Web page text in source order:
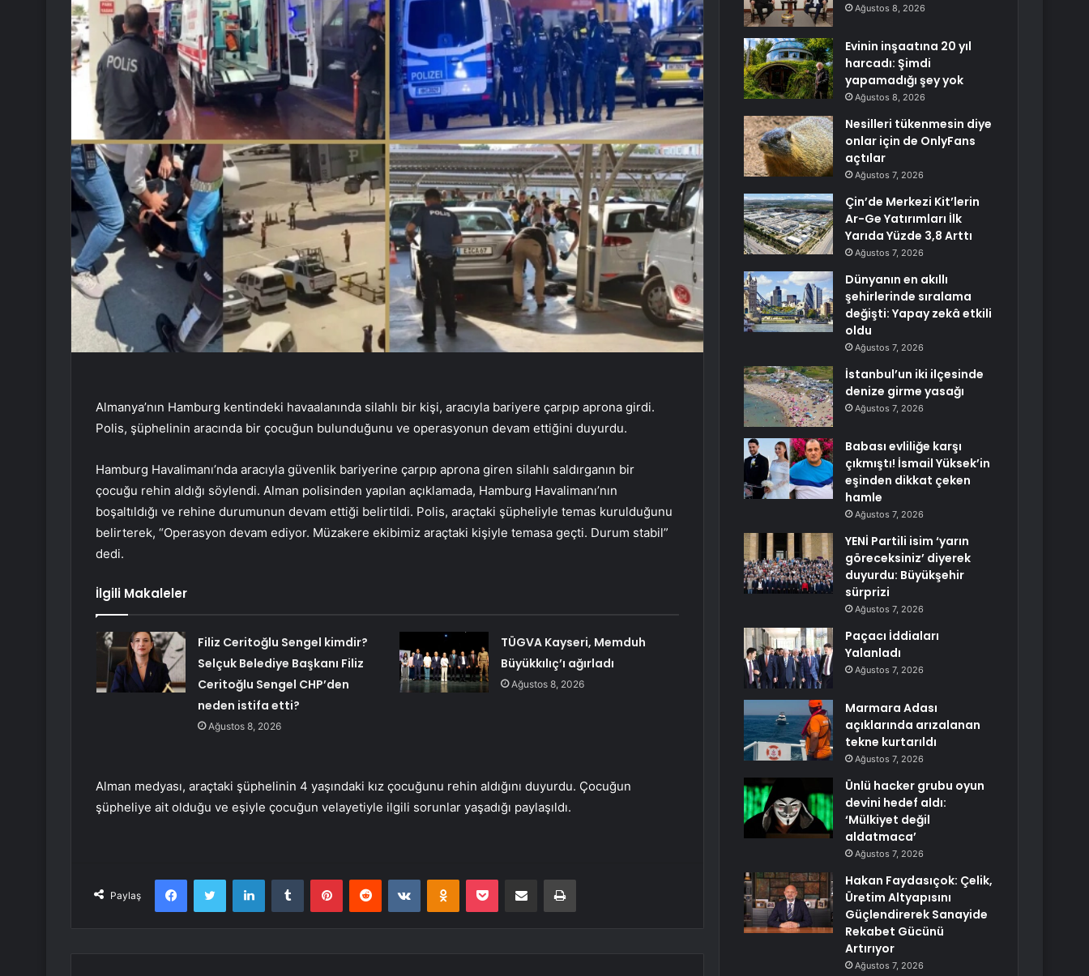
Almanya’nın Hamburg kentindeki havaalanında silahlı bir kişi, aracıyla bariyere çarpıp aprona girdi.
Polis, şüphelinin aracında bir çocuğun bulunduğunu ve operasyonun devam ettiğini duyurdu.
Hamburg Havalimanı’nda aracıyla güvenlik bariyerine çarpıp aprona giren silahlı saldırganın bir
çocuğu rehin aldığı söylendi. Alman polisinden yapılan açıklamada, Hamburg Havalimanı’nın
boşaltıldığı ve rehine durumunun devam ettiği belirtildi. Polis, araçtaki şüpheliyle temas kurulduğunu
belirterek, “Operasyon devam ediyor. Müzakere ekibimiz araçtaki kişiyle temasa geçti. Durum stabil”
dedi.
İlgili Makaleler
Filiz Ceritoğlu Sengel kimdir?
Selçuk Belediye Başkanı Filiz
Ceritoğlu Sengel CHP’den
neden istifa etti?
Ağustos 8, 2026
TÜGVA Kayseri, Memduh
Büyükkılıç’ı ağırladı
Ağustos 8, 2026
Alman medyası, araçtaki şüphelinin 4 yaşındaki kız çocuğunu rehin aldığını duyurdu. Çocuğun
şüpheliye ait olduğu ve eşiyle çocuğun velayetiyle ilgili sorunlar yaşadığı paylaşıldı.
Paylaş
FacebookTwitter LinkedInTumblr PinterestReddit VKontakteOdnoklassniki
Pocket E-Posta ile paylaş Yazdır
Ağustos 8, 2026
Evinin inşaatına 20 yıl
harcadı: Şimdi
yapamadığı şey yok
Ağustos 8, 2026
Nesilleri tükenmesin diye
onlar için de OnlyFans
açtılar
Ağustos 7, 2026
Çin’de Merkezi Kit’lerin
Ar-Ge Yatırımları İlk
Yarıda Yüzde 3,8 Arttı
Ağustos 7, 2026
Dünyanın en akıllı
şehirlerinde sıralama
değişti: Yapay zekâ etkili
oldu
Ağustos 7, 2026
İstanbul’un iki ilçesinde
denize girme yasağı
Ağustos 7, 2026
Babası evliliğe karşı
çıkmıştı! İsmail Yüksek’in
eşinden dikkat çeken
hamle
Ağustos 7, 2026
YENİ Partili isim ‘yarın
göreceksiniz’ diyerek
duyurdu: Büyükşehir
sürprizi
Ağustos 7, 2026
Paçacı İddiaları
Yalanladı
Ağustos 7, 2026
Marmara Adası
açıklarında arızalanan
tekne kurtarıldı
Ağustos 7, 2026
Ünlü hacker grubu oyun
devini hedef aldı:
‘Mülkiyet değil
aldatmaca’
Ağustos 7, 2026
Hakan Faydasıçok: Çelik,
Üretim Altyapısını
Güçlendirerek Sanayide
Rekabet Gücünü
Artırıyor
Ağustos 7, 2026